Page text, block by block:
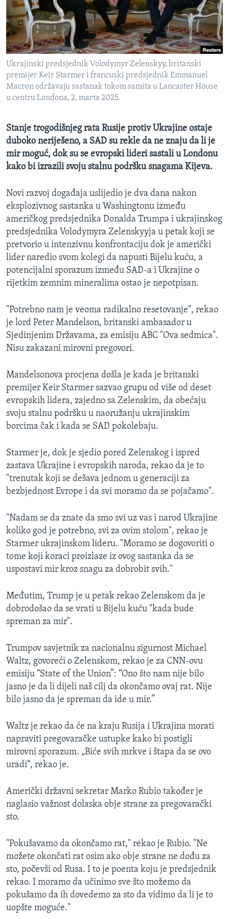
MAGAZIN
O GLASU AMERIKE
Learning English
PRATITE NAS
Jezici
Ukrajinski predsjednik Volodymyr Zelenskyy, britanski
premijer Keir Starmer i francuski predsjednik Emmanuel
Macron održavaju sastanak tokom samita u Lancaster House
u centru Londona, 2. marta 2025.
Stanje trogodišnjeg rata Rusije protiv Ukrajine ostaje
duboko neriješeno, a SAD su rekle da ne znaju da li je
mir moguć, dok su se evropski lideri sastali u Londonu
kako bi izrazili svoju stalnu podršku snagama Kijeva.
Novi razvoj događaja uslijedio je dva dana nakon
eksplozivnog sastanka u Washingtonu između
američkog predsjednika Donalda Trumpa i ukrajinskog
predsjednika Volodymyra Zelenskyyja u petak koji se
pretvorio u intenzivnu konfrontaciju dok je američki
lider naredio svom kolegi da napusti Bijelu kuću, a
potencijalni sporazum između SAD-a i Ukrajine o
rijetkim zemnim mineralima ostao je nepotpisan.
"Potrebno nam je veoma radikalno resetovanje", rekao
je lord Peter Mandelson, britanski ambasador u
Sjedinjenim Državama, za emisiju ABC "Ova sedmica".
Nisu zakazani mirovni pregovori.
Mandelsonova procjena došla je kada je britanski
premijer Keir Starmer sazvao grupu od više od deset
evropskih lidera, zajedno sa Zelenskim, da obećaju
svoju stalnu podršku u naoružanju ukrajinskim
borcima čak i kada se SAD pokolebaju.
Starmer je, dok je sjedio pored Zelenskog i ispred
zastava Ukrajine i evropskih naroda, rekao da je to
"trenutak koji se dešava jednom u generaciji za
bezbjednost Evrope i da svi moramo da se pojačamo".
"Nadam se da znate da smo svi uz vas i narod Ukrajine
koliko god je potrebno, svi za ovim stolom", rekao je
Starmer ukrajinskom lideru. "Moramo se dogovoriti o
tome koji koraci proizlaze iz ovog sastanka da se
uspostavi mir kroz snagu za dobrobit svih."
Međutim, Trump je u petak rekao Zelenskom da je
dobrodošao da se vrati u Bijelu kuću "kada bude
spreman za mir".
Trumpov savjetnik za nacionalnu sigurnost Michael
Waltz, govoreći o Zelenskom, rekao je za CNN-ovu
emisiju “State of the Union”: “Ono što nam nije bilo
jasno je da li dijeli naš cilj da okončamo ovaj rat. Nije
bilo jasno da je spreman da ide u mir.”
Waltz je rekao da će na kraju Rusija i Ukrajina morati
napraviti pregovaračke ustupke kako bi postigli
mirovni sporazum. „Biće svih mrkve i štapa da se ovo
uradi“, rekao je.
Američki državni sekretar Marko Rubio također je
naglasio važnost dolaska obje strane za pregovarački
sto.
"Pokušavamo da okončamo rat," rekao je Rubio. "Ne
možete okončati rat osim ako obje strane ne dođu za
sto, počevši od Rusa. I to je poenta koju je predsjednik
rekao. I moramo da učinimo sve što možemo da
pokušamo da ih dovedemo za sto da vidimo da li je to
uopšte moguće."